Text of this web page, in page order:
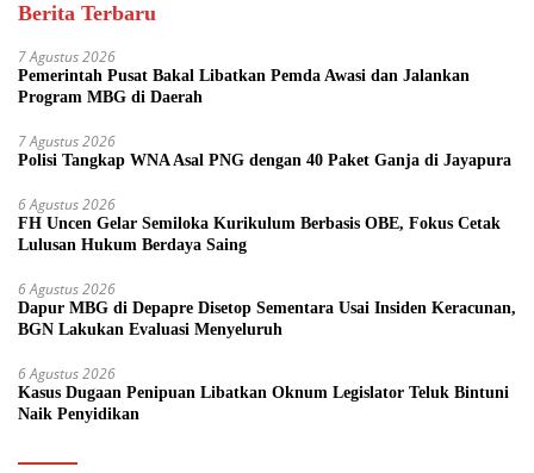
Berita Terbaru
7 Agustus 2026
Pemerintah Pusat Bakal Libatkan Pemda Awasi dan Jalankan
Program MBG di Daerah
7 Agustus 2026
Polisi Tangkap WNA Asal PNG dengan 40 Paket Ganja di Jayapura
6 Agustus 2026
FH Uncen Gelar Semiloka Kurikulum Berbasis OBE, Fokus Cetak
Lulusan Hukum Berdaya Saing
6 Agustus 2026
Dapur MBG di Depapre Disetop Sementara Usai Insiden Keracunan,
BGN Lakukan Evaluasi Menyeluruh
6 Agustus 2026
Kasus Dugaan Penipuan Libatkan Oknum Legislator Teluk Bintuni
Naik Penyidikan